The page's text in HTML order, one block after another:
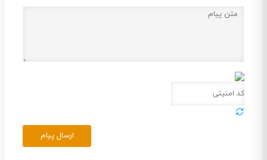
ارسال پیام